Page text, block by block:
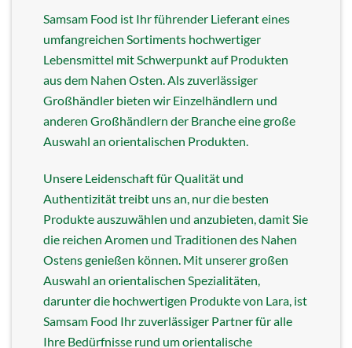
Samsam Food ist Ihr führender Lieferant eines
umfangreichen Sortiments hochwertiger
Lebensmittel mit Schwerpunkt auf Produkten
aus dem Nahen Osten. Als zuverlässiger
Großhändler bieten wir Einzelhändlern und
anderen Großhändlern der Branche eine große
Auswahl an orientalischen Produkten.
Unsere Leidenschaft für Qualität und
Authentizität treibt uns an, nur die besten
Produkte auszuwählen und anzubieten, damit Sie
die reichen Aromen und Traditionen des Nahen
Ostens genießen können. Mit unserer großen
Auswahl an orientalischen Spezialitäten,
darunter die hochwertigen Produkte von Lara, ist
Samsam Food Ihr zuverlässiger Partner für alle
Ihre Bedürfnisse rund um orientalische